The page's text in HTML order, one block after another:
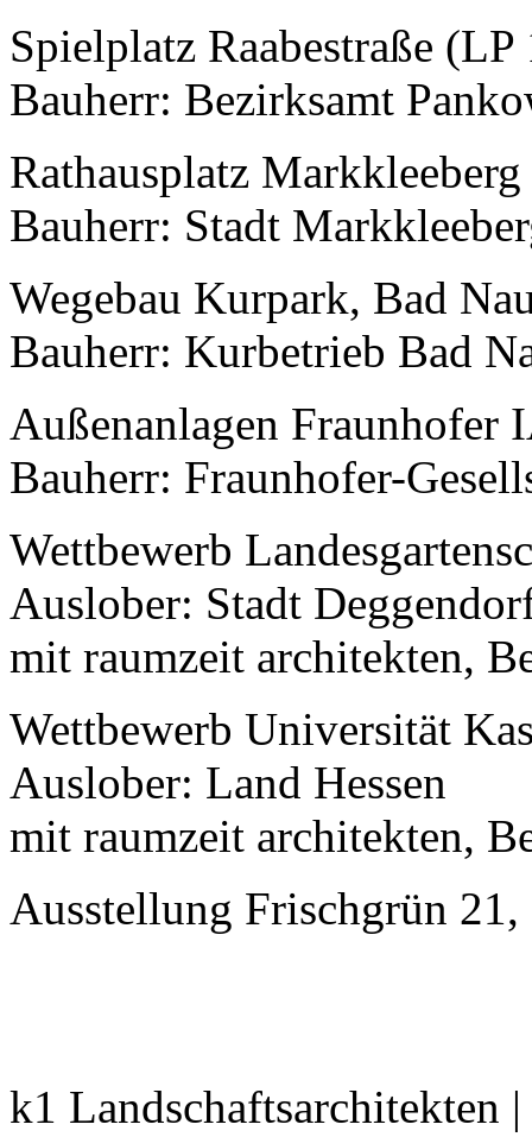
Spielplatz Raabestraße (LP
Bauherr: Bezirksamt
Rathausplatz
Bauherr: Stadt
Wegebau Kurpark, Bad
Bauherr: Kurbetrieb Bad
Außenanlagen Fraunhofer
Bauherr: Fraunhofer-
Wettbewerb
Auslober: Stadt
mit raumzeit architekten,
Wettbewerb Universität
Auslober: Land Hessen
mit raumzeit architekten,
Ausstellung Frischgrün
k1 Landschaftsarchitekten |